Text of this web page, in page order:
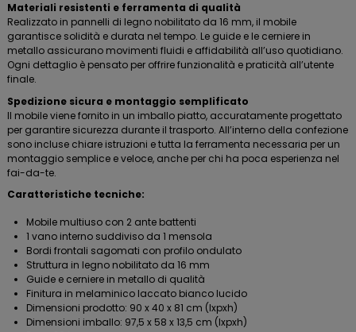
Materiali resistenti e ferramenta di qualità
Realizzato in pannelli di legno nobilitato da 16 mm, il mobile
garantisce solidità e durata nel tempo. Le guide e le cerniere in
metallo assicurano movimenti fluidi e affidabilità all’uso quotidiano.
Ogni dettaglio è pensato per offrire funzionalità e praticità all’utente
finale.
Spedizione sicura e montaggio semplificato
Il mobile viene fornito in un imballo piatto, accuratamente progettato
per garantire sicurezza durante il trasporto. All’interno della confezione
sono incluse chiare istruzioni e tutta la ferramenta necessaria per un
montaggio semplice e veloce, anche per chi ha poca esperienza nel
fai-da-te.
Caratteristiche tecniche:
Mobile multiuso con 2 ante battenti
1 vano interno suddiviso da 1 mensola
Bordi frontali sagomati con profilo ondulato
Struttura in legno nobilitato da 16 mm
Guide e cerniere in metallo di qualità
Finitura in melaminico laccato bianco lucido
Dimensioni prodotto: 90 x 40 x 81 cm (lxpxh)
Dimensioni imballo: 97,5 x 58 x 13,5 cm (lxpxh)